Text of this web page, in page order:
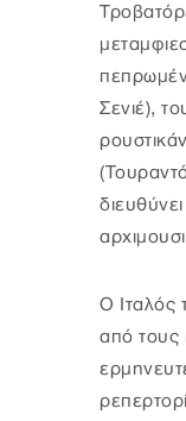
Σενιέ),
O Ιταλός
από τους